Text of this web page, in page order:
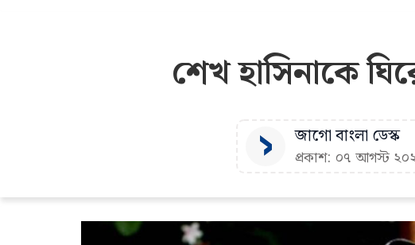
শেখ হাসিনাকে
জাগো বাংলা ডেস্ক
প্রকাশ: ০৭ আগস্ট